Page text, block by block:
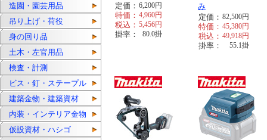
造園・園芸用品
吊り上げ・荷役
身の回り品
土木・左官用品
検査・計測
ビス・釘・ステープル
建築金物・建築資材
内装・インテリア金物
仮設資材・ハシゴ
定価： 6,200円
特価： 4,960円
税込： 5,456円
掛率： 80.0掛
み
定価： 82,500円
特価： 45,380円
税込： 49,918円
掛率： 55.1掛